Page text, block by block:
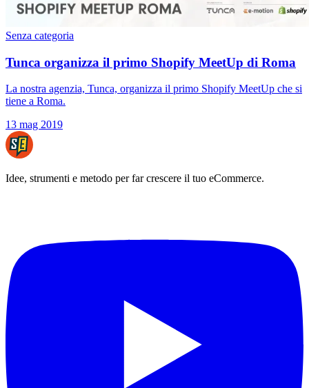
Senza categoria
Tunca organizza il primo Shopify MeetUp di Roma
La nostra agenzia, Tunca, organizza il primo Shopify MeetUp che si
tiene a Roma.
13 mag 2019
Idee, strumenti e metodo per far crescere il tuo eCommerce.